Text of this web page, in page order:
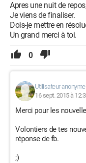
Apres une nuit de
Je viens de finaliser.
Dois-je mettre en
Un grand merci à toi.
0
Utilisateur anonyme
16 sept. 2015 à
Merci pour les
Volontiers de tes
réponse de fb.
;)